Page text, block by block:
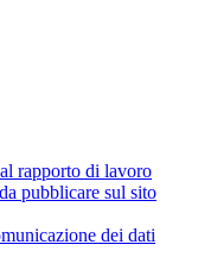
rapporto di lavoro
pubblicare sul sito
dei dati